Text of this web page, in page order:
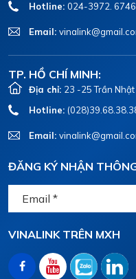
Hotline: 024-3972.
Email:
TP. HỒ CHÍ MINH:
Địa chỉ: 23 -25 Trần
Hotline:
Email:
ĐĂNG KÝ NHẬN
VINALINK TRÊN MXH